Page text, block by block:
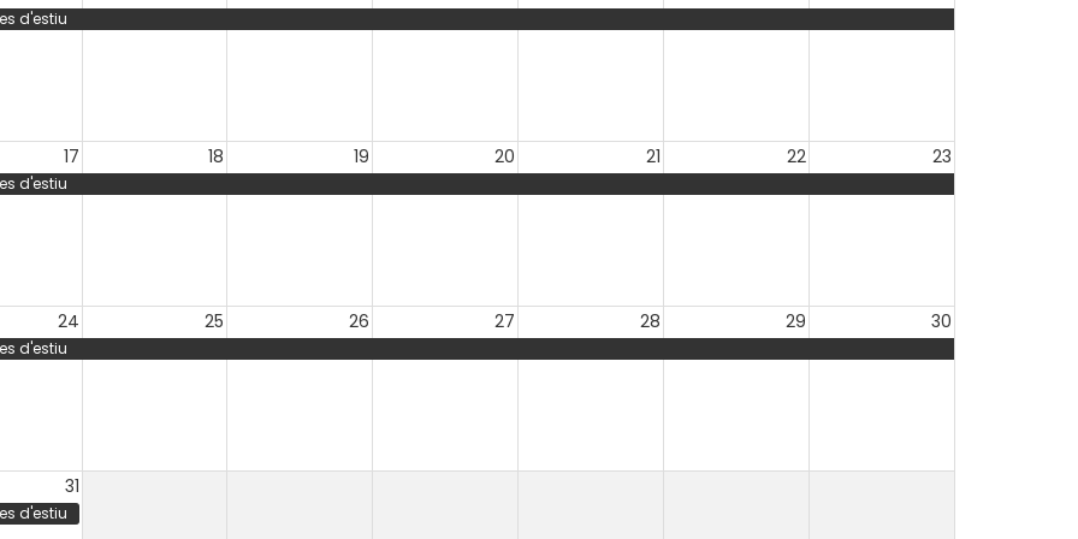
d'estiu
17 18 19 20 21 22 23
d'estiu
24 25 26 27 28 29 30
d'estiu
31
d'estiu